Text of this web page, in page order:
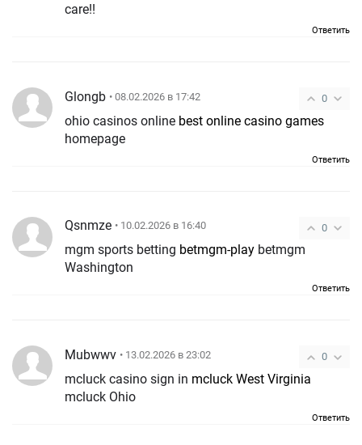
care!!
Ответить
0
Glongb • 08.02.2026 в 17:42
ohio casinos online best online casino games
homepage
Ответить
0
Qsnmze • 10.02.2026 в 16:40
mgm sports betting betmgm-play betmgm
Washington
Ответить
0
Mubwwv • 13.02.2026 в 23:02
mcluck casino sign in mcluck West Virginia
mcluck Ohio
Ответить